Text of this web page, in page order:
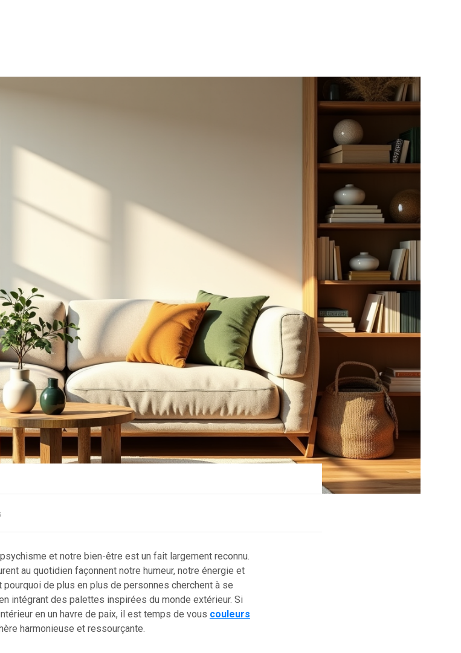
et notre bien-être est un fait largement reconnu.
au quotidien façonnent notre humeur, notre énergie et
pourquoi de plus en plus de personnes cherchent à se
intégrant des palettes inspirées du monde extérieur. Si
en un havre de paix, il est temps de vous couleurs
harmonieuse et ressourçante.